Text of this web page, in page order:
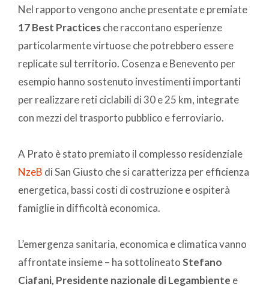
Nel rapporto vengono anche presentate e premiate
17 Best Practicesche raccontano esperienze
particolarmente virtuose che potrebbero essere
replicate sul territorio. Cosenza e Benevento per
esempio hanno sostenuto investimenti importanti
per realizzare reti ciclabili di 30 e 25 km, integrate
con mezzi del trasporto pubblico e ferroviario.
A Prato è stato premiato il complesso residenziale
NzeB di San Giusto che si caratterizza per efficienza
energetica, bassi costi di costruzione e ospiterà
famiglie in difficoltà economica.
L’emergenza sanitaria, economica e climatica vanno
affrontate insieme – ha sottolineatoStefano
Ciafani, Presidente nazionale di Legambiente e